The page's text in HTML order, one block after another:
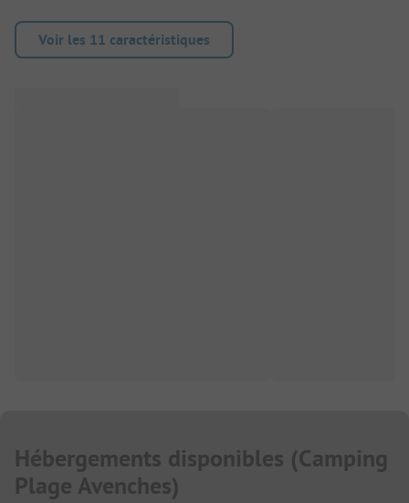
Voir les 11 caractéristiques
Hébergements disponibles (Camping
Plage Avenches)